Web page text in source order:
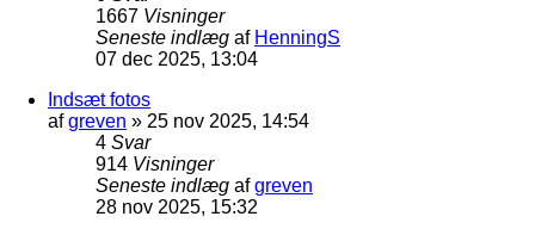
1667 Visninger
Seneste indlæg af HenningS
07 dec 2025, 13:04
Indsæt fotos
afgreven » 25 nov 2025, 14:54
4 Svar
914 Visninger
Seneste indlæg afgreven
28 nov 2025, 15:32